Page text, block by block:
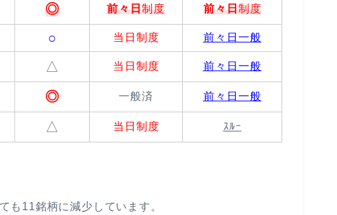
◎ 前々日制度 前々日制度
○ 当日制度 前々日一般
△ 当日制度 前々日一般
◎ 一般済 前々日一般
△ 当日制度 ｽﾙｰ
も11銘柄に減少しています。